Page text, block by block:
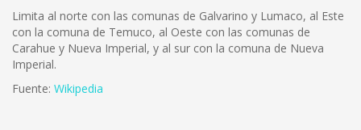
Limita al norte con las comunas de Galvarino y Lumaco, al Este
con la comuna de Temuco, al Oeste con las comunas de
Carahue y Nueva Imperial, y al sur con la comuna de Nueva
Imperial.
Fuente: Wikipedia